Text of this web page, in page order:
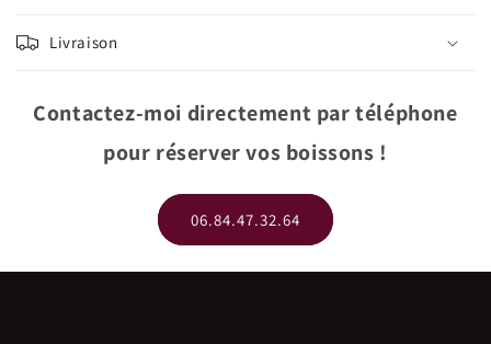
Livraison
Contactez-moi directement par téléphone
pour réserver vos boissons !
06.84.47.32.64